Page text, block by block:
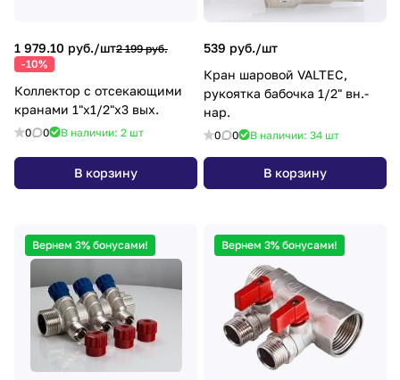
1 979.10 руб./шт2 199 руб.
-10%
Коллектор с отсекающими
кранами 1"х1/2"х3 вых.
0 0 В наличии: 2 шт
В корзину
539 руб./шт
Кран шаровой VALTEC,
рукоятка бабочка 1/2" вн.-
нар.
0 0 В наличии: 34 шт
В корзину
Вернем 3% бонусами! Вернем 3% бонусами!